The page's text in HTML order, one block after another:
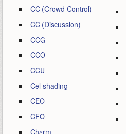
CC (Crowd Control)
CC (Discussion)
CCG
CCO
CCU
Cel-shading
CEO
CFO
Charm